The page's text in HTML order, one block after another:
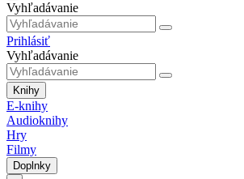
Vyhľadávanie
Prihlásiť
Vyhľadávanie
Knihy
E-knihy
Audioknihy
Hry
Filmy
Doplnky